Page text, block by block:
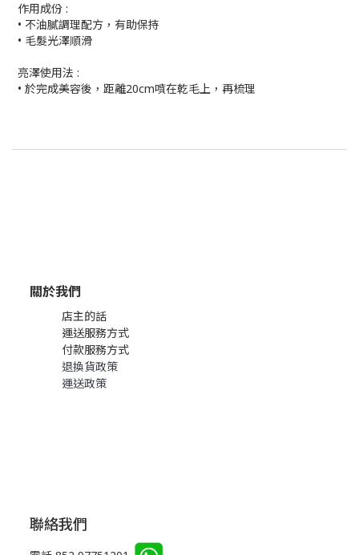
作用成份 :
• 不油膩調理配方，有助保持
• 毛髮光澤順滑
亮澤使用法 :
• 於完成美容後，距離20cm噴在乾毛上，再梳理
關於我們
店主的話
運送服務方式
付款服務方式
退換貨政策
運送政策
聯絡我們